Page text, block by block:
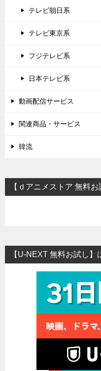
テレビ朝日系
テレビ東京系
フジテレビ系
日本テレビ系
動画配信サービス
関連商品・サービス
韓流
【ｄアニメストア 無料
【U-NEXT 無料お試し